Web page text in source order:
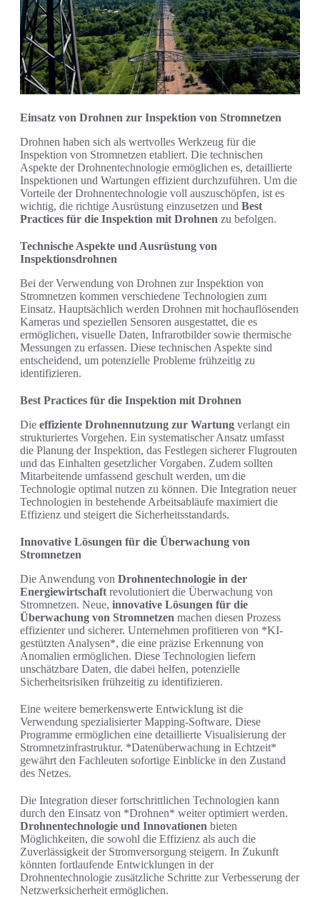
Einsatz von Drohnen zur Inspektion von Stromnetzen
Drohnen haben sich als wertvolles Werkzeug für die
Inspektion von Stromnetzen etabliert. Die technischen
Aspekte der Drohnentechnologie ermöglichen es, detaillierte
Inspektionen und Wartungen effizient durchzuführen. Um die
Vorteile der Drohnentechnologie voll auszuschöpfen, ist es
wichtig, die richtige Ausrüstung einzusetzen und Best
Practices für die Inspektion mit Drohnen zu befolgen.
Technische Aspekte und Ausrüstung von
Inspektionsdrohnen
Bei der Verwendung von Drohnen zur Inspektion von
Stromnetzen kommen verschiedene Technologien zum
Einsatz. Hauptsächlich werden Drohnen mit hochauflösenden
Kameras und speziellen Sensoren ausgestattet, die es
ermöglichen, visuelle Daten, Infrarotbilder sowie thermische
Messungen zu erfassen. Diese technischen Aspekte sind
entscheidend, um potenzielle Probleme frühzeitig zu
identifizieren.
Best Practices für die Inspektion mit Drohnen
Die effiziente Drohnennutzung zur Wartung verlangt ein
strukturiertes Vorgehen. Ein systematischer Ansatz umfasst
die Planung der Inspektion, das Festlegen sicherer Flugrouten
und das Einhalten gesetzlicher Vorgaben. Zudem sollten
Mitarbeitende umfassend geschult werden, um die
Technologie optimal nutzen zu können. Die Integration neuer
Technologien in bestehende Arbeitsabläufe maximiert die
Effizienz und steigert die Sicherheitsstandards.
Innovative Lösungen für die Überwachung von
Stromnetzen
Die Anwendung von Drohnentechnologie in der
Energiewirtschaft revolutioniert die Überwachung von
Stromnetzen. Neue, innovative Lösungen für die
Überwachung von Stromnetzen machen diesen Prozess
effizienter und sicherer. Unternehmen profitieren von *KI-
gestützten Analysen*, die eine präzise Erkennung von
Anomalien ermöglichen. Diese Technologien liefern
unschätzbare Daten, die dabei helfen, potenzielle
Sicherheitsrisiken frühzeitig zu identifizieren.
Eine weitere bemerkenswerte Entwicklung ist die
Verwendung spezialisierter Mapping-Software. Diese
Programme ermöglichen eine detaillierte Visualisierung der
Stromnetzinfrastruktur. *Datenüberwachung in Echtzeit*
gewährt den Fachleuten sofortige Einblicke in den Zustand
des Netzes.
Die Integration dieser fortschrittlichen Technologien kann
durch den Einsatz von *Drohnen* weiter optimiert werden.
Drohnentechnologie und Innovationen bieten
Möglichkeiten, die sowohl die Effizienz als auch die
Zuverlässigkeit der Stromversorgung steigern. In Zukunft
könnten fortlaufende Entwicklungen in der
Drohnentechnologie zusätzliche Schritte zur Verbesserung der
Netzwerksicherheit ermöglichen.